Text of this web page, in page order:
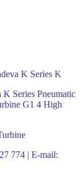
K Series K
Series Pneumatic
G1 4 High
774 | E-mail: